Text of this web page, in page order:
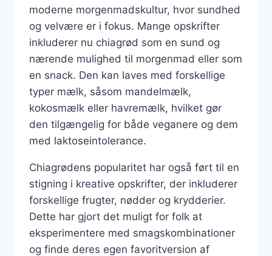
moderne morgenmadskultur, hvor sundhed
og velvære er i fokus. Mange opskrifter
inkluderer nu chiagrød som en sund og
nærende mulighed til morgenmad eller som
en snack. Den kan laves med forskellige
typer mælk, såsom mandelmælk,
kokosmælk eller havremælk, hvilket gør
den tilgængelig for både veganere og dem
med laktoseintolerance.
Chiagrødens popularitet har også ført til en
stigning i kreative opskrifter, der inkluderer
forskellige frugter, nødder og krydderier.
Dette har gjort det muligt for folk at
eksperimentere med smagskombinationer
og finde deres egen favoritversion af